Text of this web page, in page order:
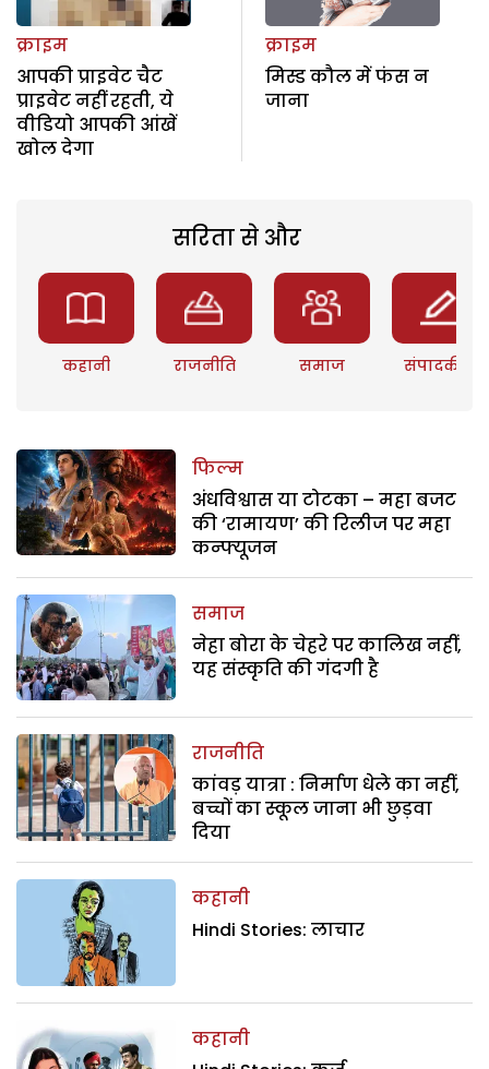
क्राइम
आपकी प्राइवेट चैट
प्राइवेट नहीं रहती, ये
वीडियो आपकी आंखें
खोल देगा
क्राइम
मिस्ड कौल में फंस न
जाना
सरिता से और
कहानी राजनीति समाज संपादकीय
फिल्म
अंधविश्वास या टोटका – महा बजट
की ‘रामायण’ की रिलीज पर महा
कन्फ्यूजन
समाज
नेहा बोरा के चेहरे पर कालिख नहीं,
यह संस्कृति की गंदगी है
राजनीति
कांवड़ यात्रा : निर्माण धेले का नहीं,
बच्चों का स्कूल जाना भी छुड़वा
दिया
कहानी
Hindi Stories: लाचार
कहानी